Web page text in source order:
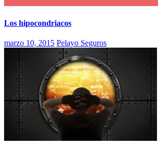
Los hipocondriacos
marzo 10, 2015 Pelayo Seguros